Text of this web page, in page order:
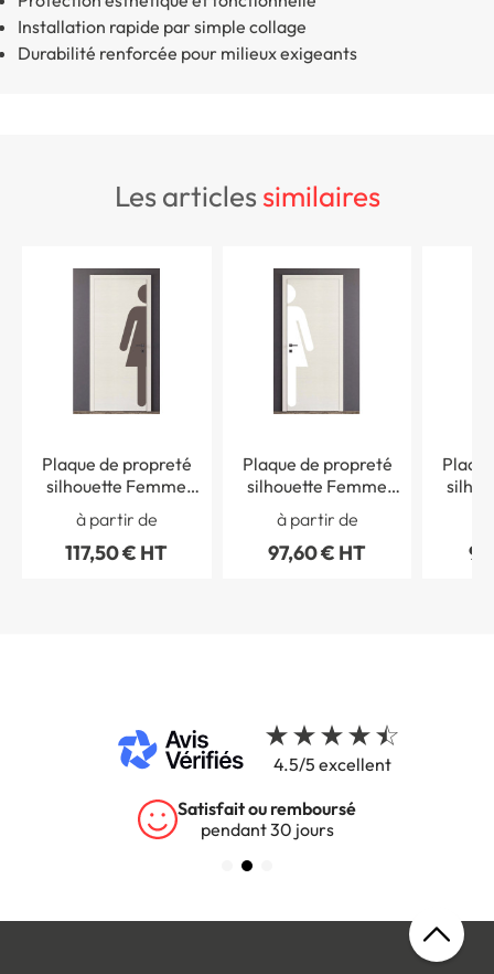
Installation rapide par simple collage
Durabilité renforcée pour milieux exigeants
les articlessimilaires
Plaque de propreté
silhouette Femme
Poignée droite - PVC
antibactérien -H
2040 x L 431 mm
à partir de
117,50 € HT
Plaque de propreté
silhouette Femme
Poignée gauche - PVC
antibactérien -H
2040 x L 431 mm
à partir de
97,60 € HT
4.5/5 excellent
Satisfait ou remboursé
pendant 30 jours